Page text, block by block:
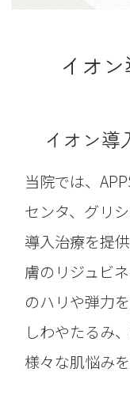
イオ
イオン導
当院では、
センタ、グリ
導入治療を提
膚のリジュビ
のハリや弾力
しわやたるみ
様々な肌悩み